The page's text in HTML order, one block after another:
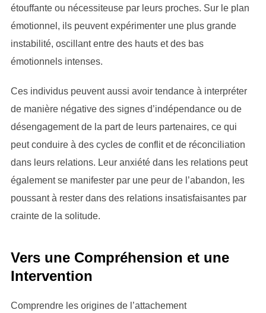
étouffante ou nécessiteuse par leurs proches. Sur le plan
émotionnel, ils peuvent expérimenter une plus grande
instabilité, oscillant entre des hauts et des bas
émotionnels intenses.
Ces individus peuvent aussi avoir tendance à interpréter
de manière négative des signes d’indépendance ou de
désengagement de la part de leurs partenaires, ce qui
peut conduire à des cycles de conflit et de réconciliation
dans leurs relations. Leur anxiété dans les relations peut
également se manifester par une peur de l’abandon, les
poussant à rester dans des relations insatisfaisantes par
crainte de la solitude.
Vers une Compréhension et une
Intervention
Comprendre les origines de l’attachement